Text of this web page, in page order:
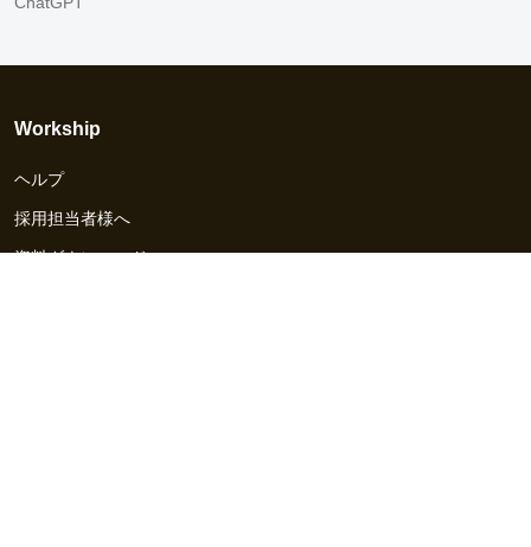
Workship
ヘルプ
採用担当者様へ
資料ダウンロード